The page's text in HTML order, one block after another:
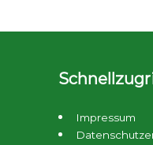
Impressum